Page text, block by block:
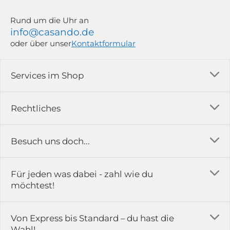
Rechtliches
Impressum
Rückgabe & Reklamation
Services im Shop
Versandkosten
Erfahrungsberichte & Bewertungen
Kontakt
Karriere
Besuch uns doch...
in der Ausstellung...
51789 Lindlar
Rund um die Uhr an
info@casando.de
oder über unserKontaktformular
Für jeden was dabei - zahl wie du
möchtest!
Von Express bis Standard – du hast die